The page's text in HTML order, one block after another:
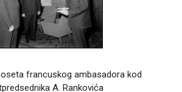
francuskog ambasadora kod
A. Rankovića